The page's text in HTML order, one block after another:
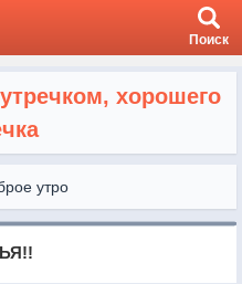
Поиск
хорошего
утро